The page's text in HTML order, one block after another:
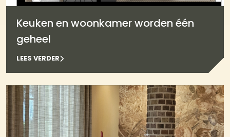
Keuken en woonkamer worden één
geheel
LEES VERDER